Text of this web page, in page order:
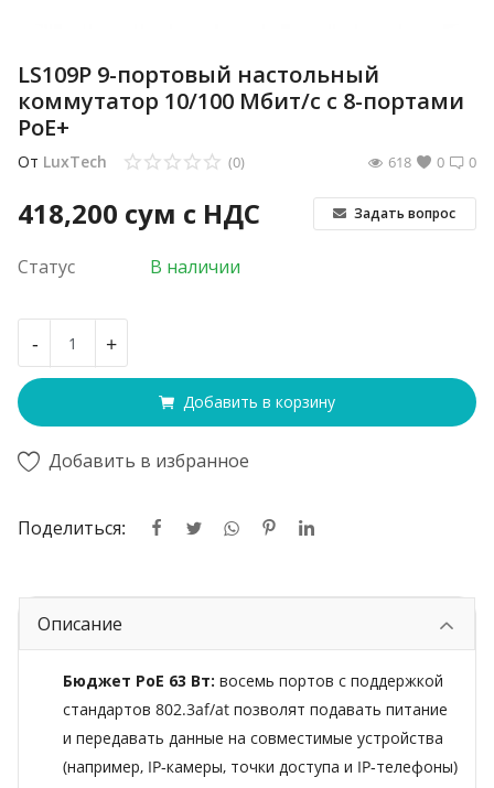
LS109P 9-портовый настольный
коммутатор 10/100 Мбит/с с 8-портами
PoE+
От LuxTech 0
(0) 0
618
418,200 сум с НДС Задать вопрос
Статус В наличии
- +
Добавить в корзину
Добавить в избранное
Поделиться:
Описание
Бюджет PoE 63 Вт: восемь портов с поддержкой
стандартов 802.3af/at позволят подавать питание
и передавать данные на совместимые устройства
(например, IP‑камеры, точки доступа и IP‑телефоны)